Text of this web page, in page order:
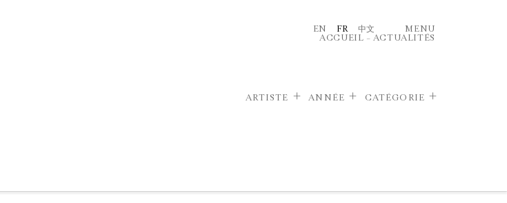
EN FR 中文
MENU
ACCUEIL – ACTUALITÉS
ARTISTE ANNÉE CATÉGORIE